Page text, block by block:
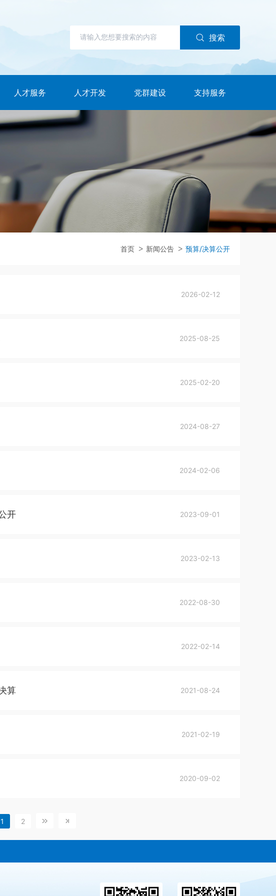
搜索
人才服务 人才开发 党群建设 支持服务
首页 新闻公告 预算/决算公开
2026-02-12
2025-08-25
2025-02-20
2024-08-27
2024-02-06
2023-09-01
开
2023-02-13
2022-08-30
2022-02-14
2021-08-24
算
2021-02-19
2020-09-02
1 2